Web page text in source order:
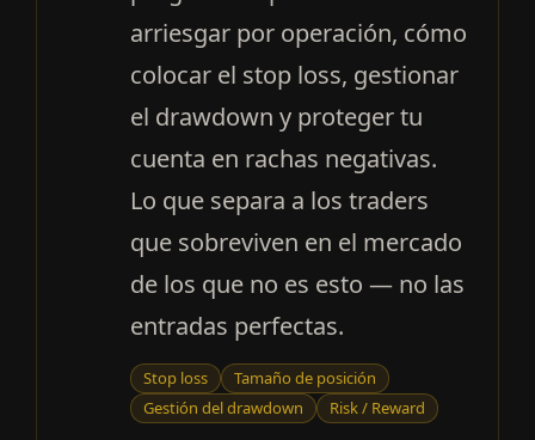
arriesgar por operación, cómo
colocar el stop loss, gestionar
el drawdown y proteger tu
cuenta en rachas negativas.
Lo que separa a los traders
que sobreviven en el mercado
de los que no es esto — no las
entradas perfectas.
Stop loss
Tamaño de posición
Gestión del drawdown
Risk / Reward